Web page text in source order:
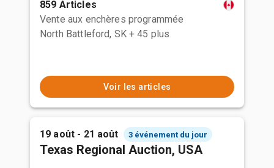
859 Articles
Vente aux enchères programmée
North Battleford, SK + 45 plus
Voir les articles
19 août - 21 août 3 événement du jour
Texas Regional Auction, USA